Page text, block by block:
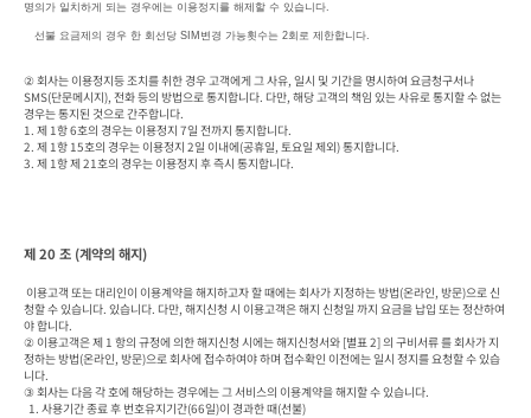
명의가 일치하게 되는 경우에는 이용정지를 해제할 수 있습니다.
   선불 요금제의 경우 한 회선당 SIM변경 가능횟수는 2회로 제한합니다.
② 회사는 이용정지등 조치를 취한 경우 고객에게 그 사유, 일시 및 기간을 명시하여 요금청구서나
SMS(단문메시지), 전화 등의 방법으로 통지합니다. 다만, 해당 고객의 책임 있는 사유로 통지할 수 없는
경우는 통지된 것으로 간주합니다.
1. 제 1항 6호의 경우는 이용정지 7일 전까지 통지합니다.
2. 제 1항 15호의 경우는 이용정지 2일 이내에(공휴일, 토요일 제외) 통지합니다.
3. 제 1항 제 21호의 경우는 이용정지 후 즉시 통지합니다.
제 20 조 (계약의 해지)
청할 수 있습니다. 있습니다. 다만, 해지신청 시 이용고객은 해지 신청일 까지 요금을 납입 또는 정산하여
야 합니다.
② 이용고객은 제 1 항의 규정에 의한 해지신청 시에는 해지신청서와 [별표 2] 의 구비서류 를 회사가 지
정하는 방법(온라인, 방문)으로 회사에 접수하여야 하며 접수확인 이전에는 일시 정지를 요청할 수 있습
니다.
③ 회사는 다음 각 호에 해당하는 경우에는 그 서비스의 이용계약을 해지할 수 있습니다.
  1. 사용기간 종료 후 번호유지기간(66일)이 경과한 때(선불)